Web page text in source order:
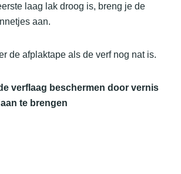
laag lak droog is, breng je de
aan.
de afplaktape als de verf nog nat is.
verflaag beschermen door vernis
te brengen